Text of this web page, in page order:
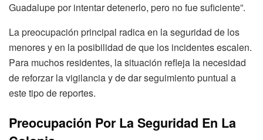
Guadalupe por intentar detenerlo, pero no fue suficiente”.
La preocupación principal radica en la seguridad de los
menores y en la posibilidad de que los incidentes escalen.
Para muchos residentes, la situación refleja la necesidad
de reforzar la vigilancia y de dar seguimiento puntual a
este tipo de reportes.
Preocupación Por La Seguridad En La